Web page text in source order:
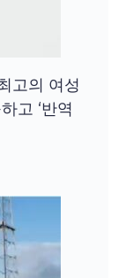
고의 여성
고 ‘반역